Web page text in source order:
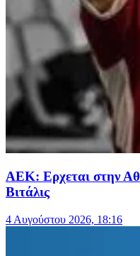
ΑΕΚ: Ερχεται στην
Βιτάλις
4 Αυγούστου 2026, 18:16